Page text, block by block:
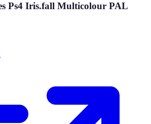
Ps4 Iris.fall Multicolour PAL